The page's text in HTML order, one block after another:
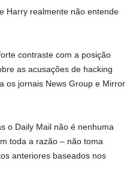
Harry realmente não entende
contraste com a posição
as acusações de hacking
os jornais News Group e Mirror
o Daily Mail não é nenhuma
toda a razão – não toma
anteriores baseados nos